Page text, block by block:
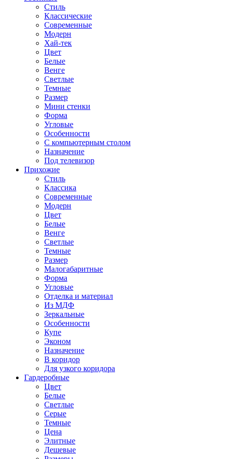
Стиль
Классические
Современные
Модерн
Хай-тек
Цвет
Белые
Венге
Светлые
Темные
Размер
Мини стенки
Форма
Угловые
Особенности
С компьютерным столом
Назначение
Под телевизор
Прихожие
Стиль
Классика
Современные
Модерн
Цвет
Белые
Венге
Светлые
Темные
Размер
Малогабаритные
Форма
Угловые
Отделка и материал
Из МДФ
Зеркальные
Особенности
Купе
Эконом
Назначение
В коридор
Для узкого коридора
Гардеробные
Цвет
Белые
Светлые
Серые
Темные
Цена
Элитные
Дешевые